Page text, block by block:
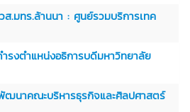
.มทร.ล้านนา : ศูนย์รวมบริการเทค
รงตำแหน่งอธิการบดีมหาวิทยาลัย
ฒนาคณะบริหารธุรกิจและศิลปศาสตร์